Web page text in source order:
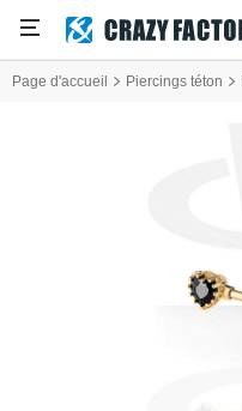
Page d'accueil Piercings téton